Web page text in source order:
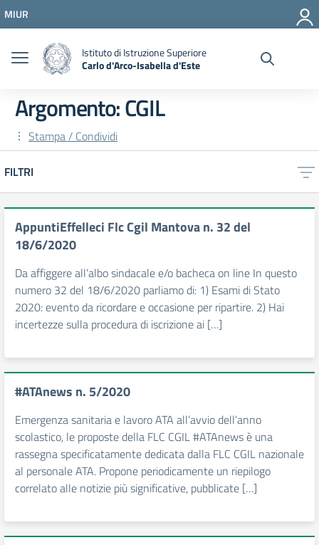
Vai al menu di navigazione
Vai al footer
MIUR
Istituto di Istruzione Superiore
Carlo d'Arco-Isabella d'Este
Argomento: CGIL
Stampa / Condividi
FILTRI
AppuntiEffelleci Flc Cgil Mantova n. 32 del
18/6/2020
Da affiggere all’albo sindacale e/o bacheca on line In questo
numero 32 del 18/6/2020 parliamo di: 1) Esami di Stato
2020: evento da ricordare e occasione per ripartire. 2) Hai
incertezze sulla procedura di iscrizione ai […]
#ATAnews n. 5/2020
Emergenza sanitaria e lavoro ATA all’avvio dell’anno
scolastico, le proposte della FLC CGIL #ATAnews è una
rassegna specificatamente dedicata dalla FLC CGIL nazionale
al personale ATA. Propone periodicamente un riepilogo
correlato alle notizie più significative, pubblicate […]